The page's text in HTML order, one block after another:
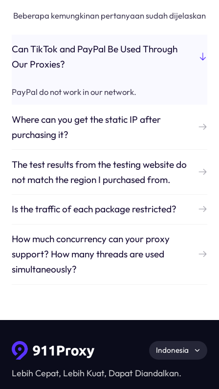
Beberapa kemungkinan pertanyaan sudah dijelaskan
Can TikTok and PayPal Be Used Through
Our Proxies?
PayPal do not work in our network.
Where can you get the static IP after
purchasing it?
The test results from the testing website do
not match the region I purchased from.
Is the traffic of each package restricted?
How much concurrency can your proxy
support? How many threads are used
simultaneously?
Lebih Cepat, Lebih Kuat, Dapat Diandalkan.
Indonesia